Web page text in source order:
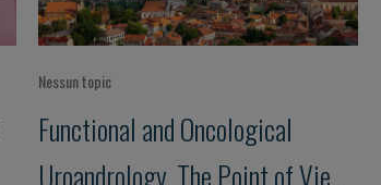
Nessun topic
Functional and Oncological
Uroandrology. The Point of View